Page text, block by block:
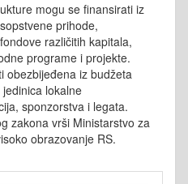
mogu se finansirati iz
prihode,
različitih kapitala,
programe i projekte.
obezbijeđena iz budžeta
lokalne
sponzorstva i legata.
zakona vrši Ministarstvo za
obrazovanje RS.